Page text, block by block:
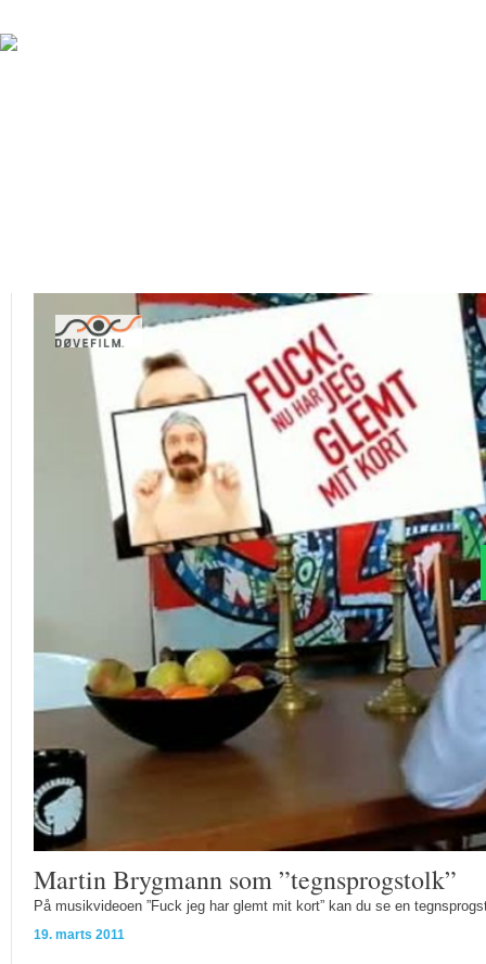
Martin Brygmann som ”tegnsprogstolk”
På musikvideoen ”Fuck jeg har glemt mit kort” kan du se en
19. marts 2011